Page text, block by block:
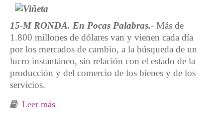
15-M RONDA. En Pocas Palabras.- Más de
1.800 millones de dólares van y vienen cada día
por los mercados de cambio, a la búsqueda de un
lucro instantáneo, sin relación con el estado de la
producción y del comercio de los bienes y de los
servicios.
Leer más